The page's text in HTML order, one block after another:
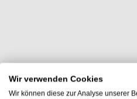
Wir verwenden Cookies
Wir können diese zur Analyse unserer